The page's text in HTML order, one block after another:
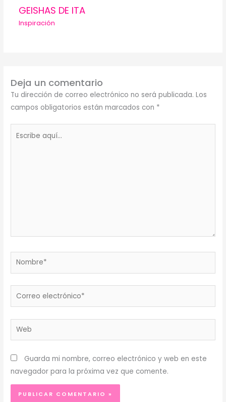
GEISHAS DE ITA
Inspiración
Deja un comentario
Tu dirección de correo electrónico no será publicada. Los
campos obligatorios están marcados con *
Nombre*
Correo
Web
Guarda mi nombre, correo electrónico y web en este
navegador para la próxima vez que comente.